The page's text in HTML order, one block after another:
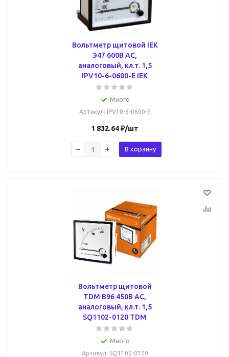
Вольтметр щитовой IEK
Э47 600В AC,
аналоговый, кл.т. 1,5
IPV10-6-0600-E IEK
Много
Артикул: IPV10-6-0600-E
1 832.64₽/шт
В корзину
Вольтметр щитовой
TDM В96 450В AC,
аналоговый, кл.т. 1,5
SQ1102-0120 TDM
Много
Артикул: SQ1102-0120